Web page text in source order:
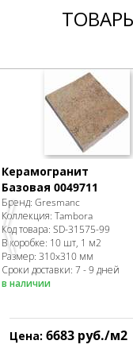
Previous
Керамогранит
Базовая 0049711
Бренд: Gresmanc
Коллекция: Tambora
Код товара: SD-31575-99
В коробке: 10 шт, 1 м2
Размер: 310x310 мм
Сроки доставки: 7 - 9 дней
в наличии
Цена: 6683 руб./м2